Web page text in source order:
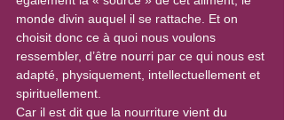
monde divin auquel il se rattache. Et on
choisit donc ce à quoi nous voulons
ressembler, d’être nourri par ce qui nous est
adapté, physiquement, intellectuellement et
spirituellement.
Car il est dit que la nourriture vient du